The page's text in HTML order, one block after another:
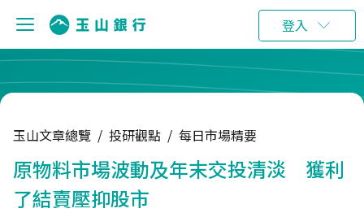
登入
玉山文章總覽 / 投研觀點 / 每日市場精要
原物料市場波動及年末交投清淡 獲利
了結賣壓抑股市